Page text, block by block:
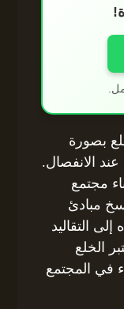
بصورة
الانفصال.
مجتمع
مبادئ
التقاليد
الخلع
في المجتمع